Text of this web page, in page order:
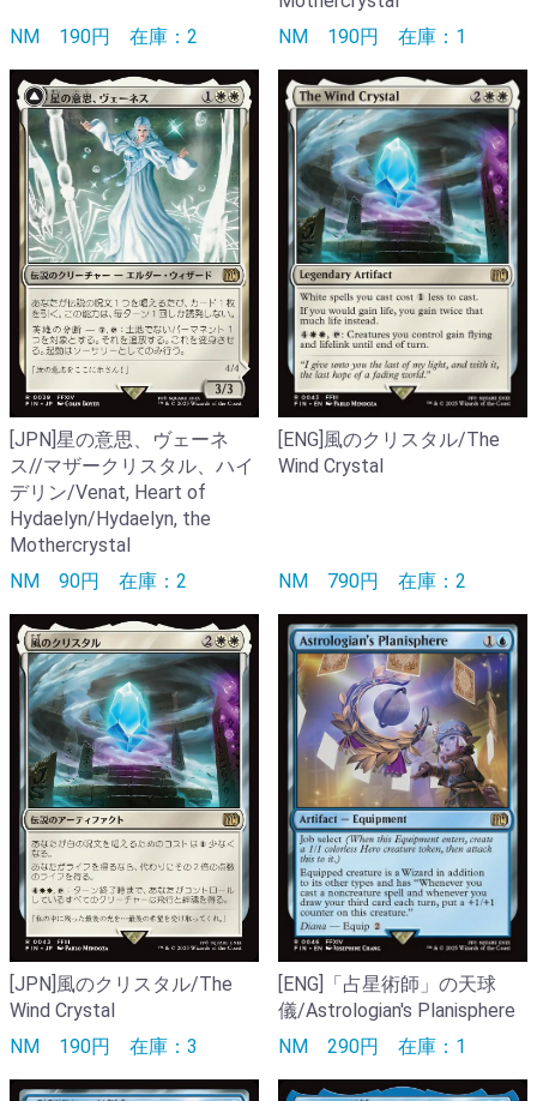
NM 190円 在庫：2
NM 190円 在庫：1
[JPN]星の意思、ヴェーネ
ス//マザークリスタル、ハイ
デリン/Venat, Heart of
Hydaelyn/Hydaelyn, the
Mothercrystal
NM 90円 在庫：2
[ENG]風のクリスタル/The
Wind Crystal
NM 790円 在庫：2
[JPN]風のクリスタル/The
Wind Crystal
NM 190円 在庫：3
[ENG]「占星術師」の天球
儀/Astrologian's Planisphere
NM 290円 在庫：1